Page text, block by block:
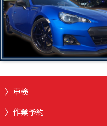
車検
作業予約